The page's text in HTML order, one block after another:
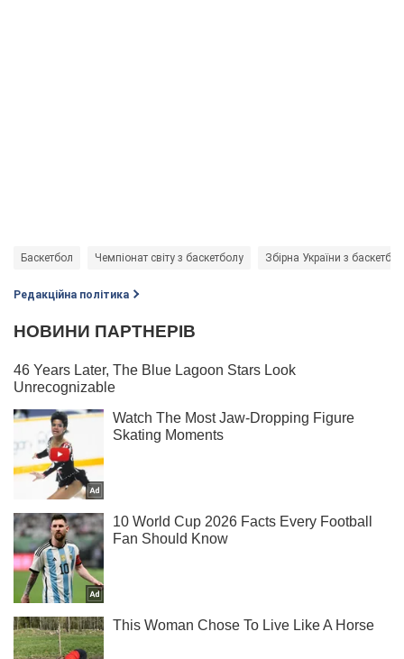
Баскетбол Чемпіонат світу з баскетболу Збірна України з
Редакційна політика